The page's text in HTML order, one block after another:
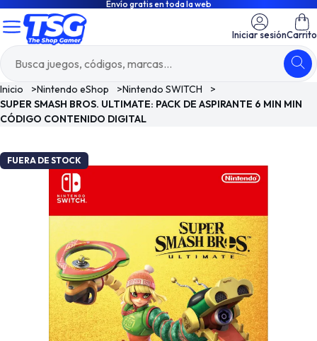
Envío gratis en toda la web
Iniciar sesiónCarrito
Inicio >Nintendo eShop >Nintendo SWITCH
>
SUPER SMASH BROS. ULTIMATE: PACK DE ASPIRANTE 6 MIN MIN
CÓDIGO CONTENIDO DIGITAL
FUERA DE STOCK